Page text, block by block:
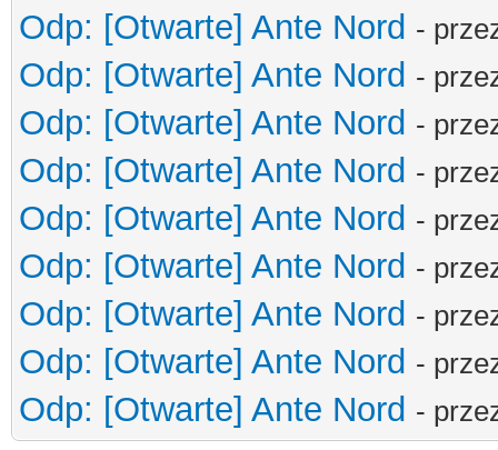
Odp: [Otwarte] Ante Nord -
Odp: [Otwarte] Ante Nord -
Odp: [Otwarte] Ante Nord -
Odp: [Otwarte] Ante Nord -
Odp: [Otwarte] Ante Nord -
Odp: [Otwarte] Ante Nord -
Odp: [Otwarte] Ante Nord -
Odp: [Otwarte] Ante Nord -
Odp: [Otwarte] Ante Nord -